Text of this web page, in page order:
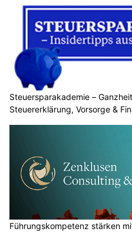
Steuersparakademie –
Steuererklärung, Vorsorge &
Führungskompetenz stärken